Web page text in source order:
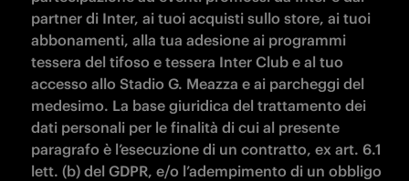
partner di Inter, ai tuoi acquisti sullo store, ai tuoi
abbonamenti, alla tua adesione ai programmi
tessera del tifoso e tessera Inter Club e al tuo
accesso allo Stadio G. Meazza e ai parcheggi del
medesimo. La base giuridica del trattamento dei
dati personali per le finalità di cui al presente
paragrafo è l’esecuzione di un contratto, ex art. 6.1
lett. (b) del GDPR, e/o l’adempimento di un obbligo